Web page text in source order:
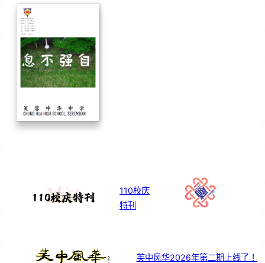
110校庆
特刊
芙中风华2026年第二期上线了！